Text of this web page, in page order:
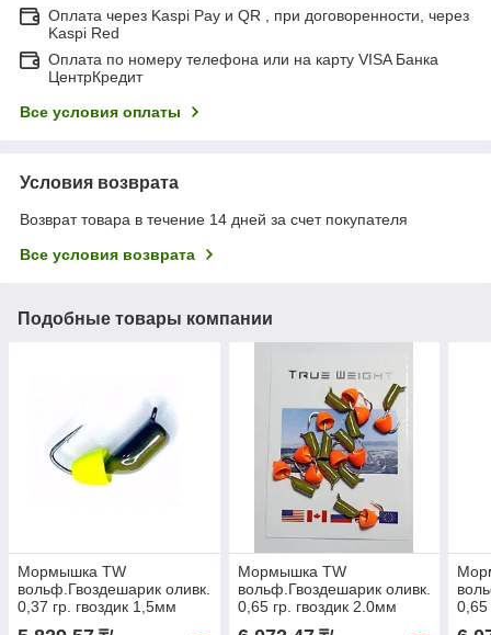
Оплата через Kaspi Pay и QR , при договоренности, через
Kaspi Red
Оплата по номеру телефона или на карту VISA Банка
ЦентрКредит
Все условия оплаты
Условия возврата
Возврат товара в течение 14 дней за счет покупателя
Все условия возврата
Подобные товары компании
Мормышка TW
вольф.Гвоздешарик оливк.
0,37 гр. гвоздик 1,5мм
Колокольчик желтый
Мормышка TW
вольф.Гвоздешарик оливк.
0,65 гр. гвоздик 2.0мм
Колокольчик красн.10шт
0,65